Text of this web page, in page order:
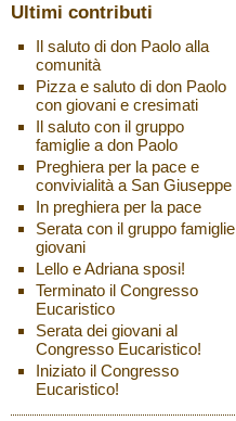
Ultimi contributi
Il saluto di don Paolo alla
comunità
Pizza e saluto di don Paolo
con giovani e cresimati
Il saluto con il gruppo
famiglie a don Paolo
Preghiera per la pace e
convivialità a San Giuseppe
In preghiera per la pace
Serata con il gruppo famiglie
giovani
Lello e Adriana sposi!
Terminato il Congresso
Eucaristico
Serata dei giovani al
Congresso Eucaristico!
Iniziato il Congresso
Eucaristico!